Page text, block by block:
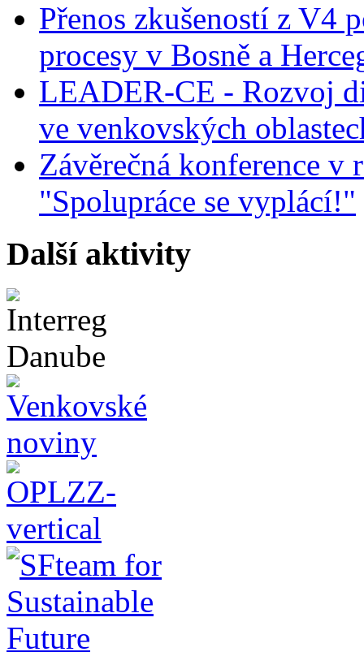
Přenos zkušeností z V4
procesy v Bosně a
LEADER-CE - Rozvoj
ve venkovských
Závěrečná konference v
"Spolupráce se vyplácí!"
Další aktivity